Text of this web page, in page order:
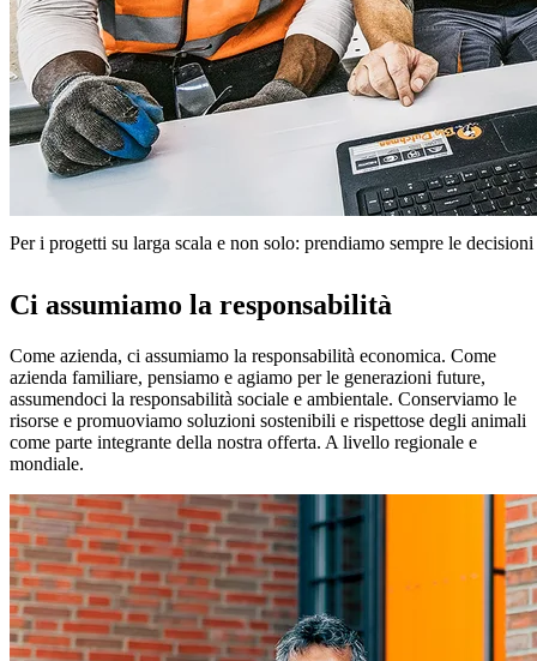
Per i progetti su larga scala e non solo: prendiamo sempre le
Ci assumiamo la responsabilità
Come azienda, ci assumiamo la responsabilità economica. Come
azienda familiare, pensiamo e agiamo per le generazioni future,
assumendoci la responsabilità sociale e ambientale. Conserviamo le
risorse e promuoviamo soluzioni sostenibili e rispettose degli animali
come parte integrante della nostra offerta. A livello regionale e
mondiale.